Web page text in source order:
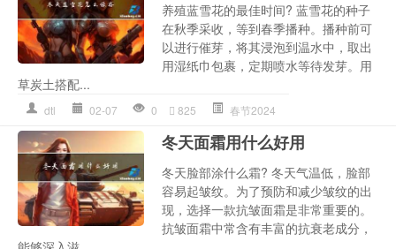
养殖蓝雪花的最佳时间? 蓝雪花的种子
在秋季采收，等到春季播种。播种前可
以进行催芽，将其浸泡到温水中，取出
用湿纸巾包裹，定期喷水等待发芽。用
草炭土搭配...
dtl 02-07 0 825 春节2024
冬天面霜用什么好用
冬天脸部涂什么霜? 冬天气温低，脸部
容易起皱纹。为了预防和减少皱纹的出
现，选择一款抗皱面霜是非常重要的。
抗皱面霜中常含有丰富的抗衰老成分，